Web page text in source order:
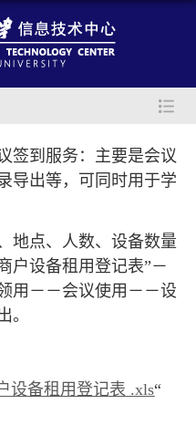
签到服务：主要是会议
导出等，可同时用于学
地点、人数、设备数量
户设备租用登记表”－
用－－会议使用－－设
。
设备租用登记表 .xls“